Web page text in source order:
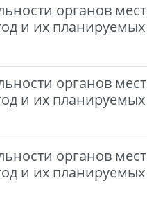
органов
и их
органов
и их
органов
и их